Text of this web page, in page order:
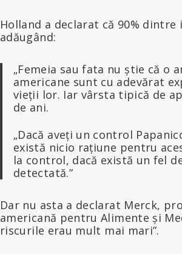
Holland a declarat că 90% dintre
adăugând:
„Femeia sau fata nu știe că o
americane sunt cu adevărat
vieții lor. Iar vârsta tipică de
de ani.
„Dacă aveți un control
există nicio rațiune pentru
la control, dacă există un fel
detectată.”
Dar nu asta a declarat Merck,
americană pentru Alimente și
riscurile erau mult mai mari”.